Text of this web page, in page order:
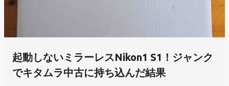
起動しないミラーレスNikon1 S1！ジャンク
でキタムラ中古に持ち込んだ結果